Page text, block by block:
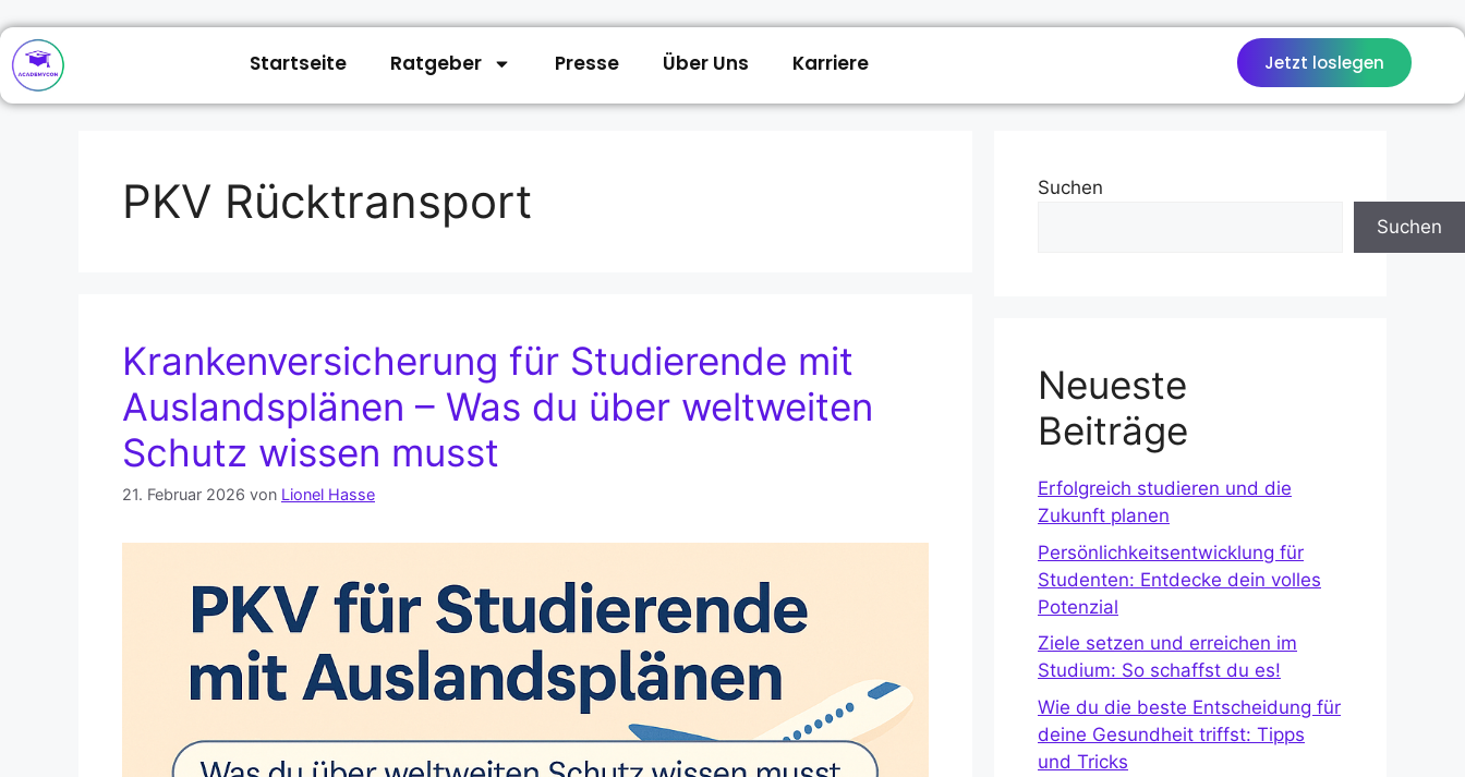
Startseite Ratgeber Presse Über Uns Karriere Jetzt loslegen
PKV Rücktransport
Krankenversicherung für Studierende mit
Auslandsplänen – Was du über weltweiten
Schutz wissen musst
21. Februar 2026 von Lionel Hasse
Suchen
Suchen
Neueste
Beiträge
Erfolgreich studieren und die
Zukunft planen
Persönlichkeitsentwicklung für
Studenten: Entdecke dein volles
Potenzial
Ziele setzen und erreichen im
Studium: So schaffst du es!
Wie du die beste Entscheidung für
deine Gesundheit triffst: Tipps
und Tricks